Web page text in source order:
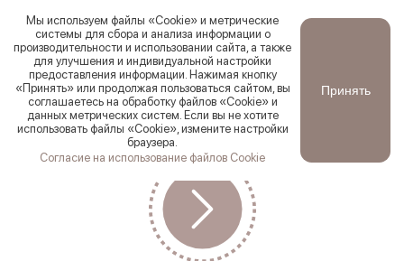
Ваш город
Да Первоуральск
Новинки Смотреть все Хиты продаж По цене:
Мы используем файлы «Cookie» и метрические
системы для сбора и анализа информации о
производительности и использовании сайта, а также
для улучшения и индивидуальной настройки
предоставления информации. Нажимая кнопку
«Принять» или продолжая пользоваться сайтом, вы
соглашаетесь на обработку файлов «Cookie» и
данных метрических систем. Если вы не хотите
использовать файлы «Cookie», измените настройки
браузера.
Принять
Согласие на использование файлов Cookie